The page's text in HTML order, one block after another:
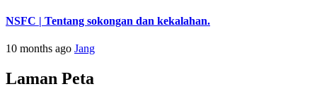
NSFC | Tentang sokongan dan kekalahan.
10 months ago Jang
Laman Peta